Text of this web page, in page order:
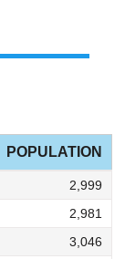
POPULATION
2,999
2,981
3,046